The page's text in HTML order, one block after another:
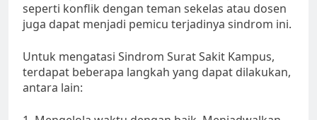
seperti konflik dengan teman sekelas atau dosen
juga dapat menjadi pemicu terjadinya sindrom ini.
Untuk mengatasi Sindrom Surat Sakit Kampus,
terdapat beberapa langkah yang dapat dilakukan,
antara lain: